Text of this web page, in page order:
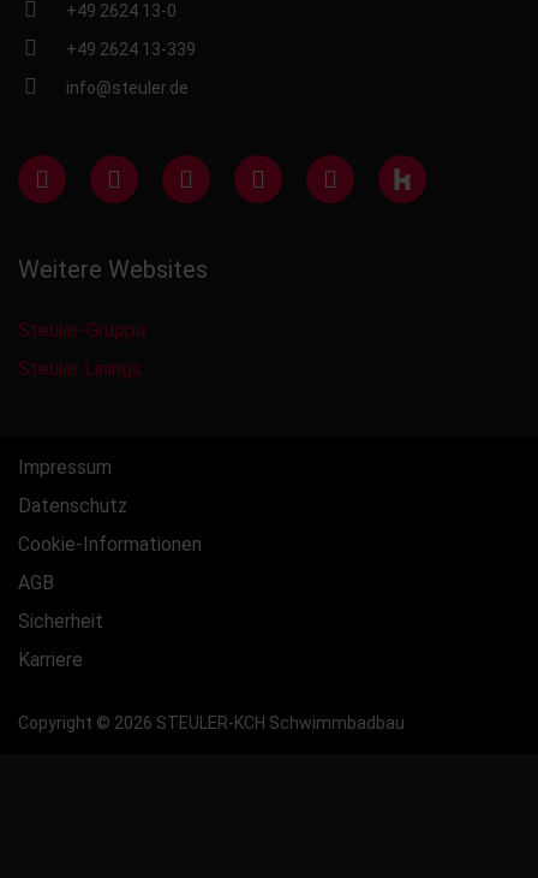
+49 2624 13-0
+49 2624 13-339
info@steuler.de
Weitere Websites
Steuler-Gruppe
Steuler Linings
Impressum
Datenschutz
Cookie-Informationen
AGB
Sicherheit
Karriere
Copyright © 2026 STEULER-KCH Schwimmbadbau